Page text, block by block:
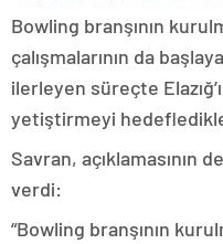
Bowling branşının
çalışmalarının da
ilerleyen süreçte
yetiştirmeyi
Savran, açıklamasının
verdi:
“Bowling branşının